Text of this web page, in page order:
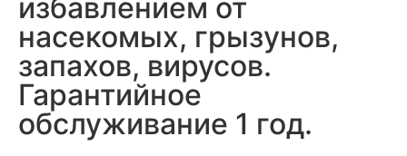
избавлением от
насекомых, грызунов,
запахов, вирусов.
Гарантийное
обслуживание 1 год.